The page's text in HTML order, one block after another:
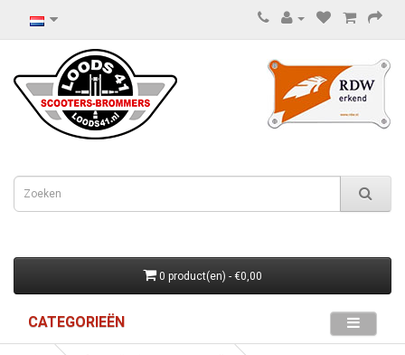
0 product(en) - €0,00
CATEGORIEËN